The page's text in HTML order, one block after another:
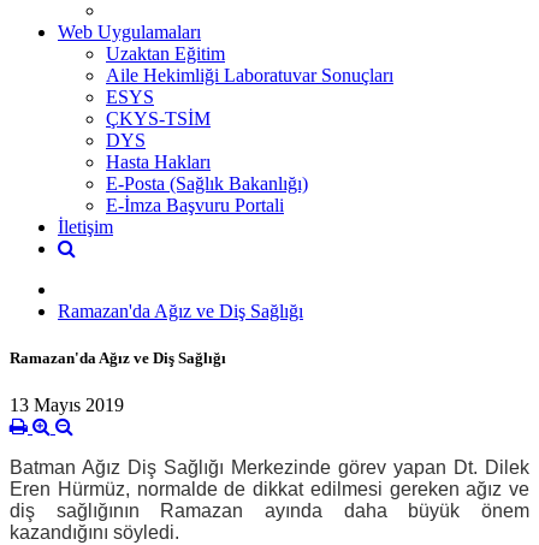
Web Uygulamaları
Uzaktan Eğitim
Aile Hekimliği Laboratuvar Sonuçları
ESYS
ÇKYS-TSİM
DYS
Hasta Hakları
E-Posta (Sağlık Bakanlığı)
E-İmza Başvuru Portali
İletişim
Ramazan'da Ağız ve Diş Sağlığı
Ramazan'da Ağız ve Diş Sağlığı
13 Mayıs 2019
Batman Ağız Diş Sağlığı Merkezinde görev yapan Dt. Dilek
Eren Hürmüz, normalde de dikkat edilmesi gereken ağız ve
diş sağlığının Ramazan ayında daha büyük önem
kazandığını söyledi.